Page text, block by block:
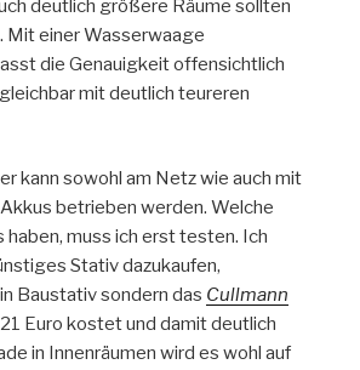
deutlich größere Räume sollten
Mit einer Wasserwaage
die Genauigkeit offensichtlich
mit deutlich teureren
kann sowohl am Netz wie auch mit
betrieben werden. Welche
haben, muss ich erst testen. Ich
Stativ dazukaufen,
Baustativ sondern das Cullmann
21 Euro kostet und damit deutlich
in Innenräumen wird es wohl auf